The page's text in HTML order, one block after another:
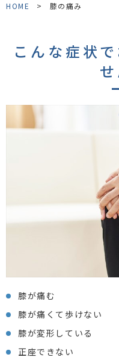
HOME > 膝の痛み
こんな症状
膝が痛む
膝が痛くて歩けない
膝が変形している
正座できない